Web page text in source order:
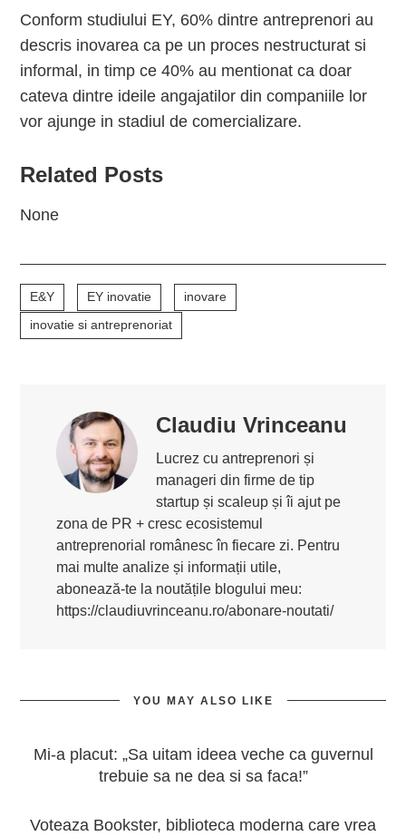
Conform studiului EY, 60% dintre antreprenori au
descris inovarea ca pe un proces nestructurat si
informal, in timp ce 40% au mentionat ca doar
cateva dintre ideile angajatilor din companiile lor
vor ajunge in stadiul de comercializare.
Related Posts
None
E&Y EY inovatie
inovare
inovatie si antreprenoriat
Claudiu Vrinceanu
Lucrez cu antreprenori și
manageri din firme de tip
startup și scaleup și îi ajut pe
zona de PR + cresc ecosistemul
antreprenorial românesc în fiecare zi. Pentru
mai multe analize și informații utile,
abonează-te la noutățile blogului meu:
https://claudiuvrinceanu.ro/abonare-noutati/
YOU MAY ALSO LIKE
Mi-a placut: „Sa uitam ideea veche ca guvernul
trebuie sa ne dea si sa faca!”
Voteaza Bookster, biblioteca moderna care vrea